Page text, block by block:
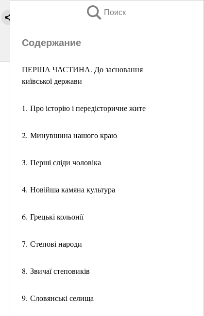
Поиск
Содержание
ПЕРША ЧАСТИНА. До засновання
київської держави
1. Про історію і передісторичне жите
2. Минувшина нашого краю
3. Перші сліди чоловіка
4. Новійша камяна культура
6. Грецькі кольонїї
7. Степові народи
8. Звичаї степовиків
9. Словянські селища